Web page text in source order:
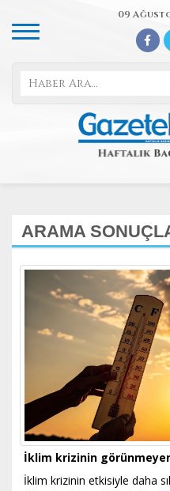
09
ARAMA
İklim krizinin
İklim krizinin etkisiyle daha